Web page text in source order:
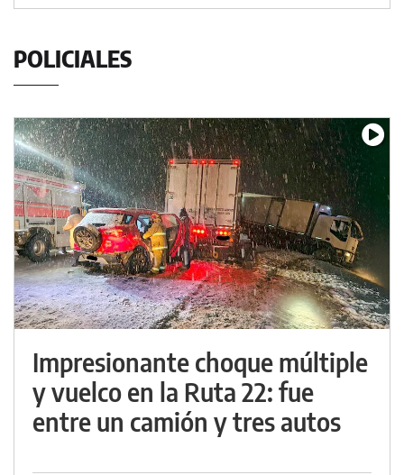
POLICIALES
Impresionante choque múltiple
y vuelco en la Ruta 22: fue
entre un camión y tres autos